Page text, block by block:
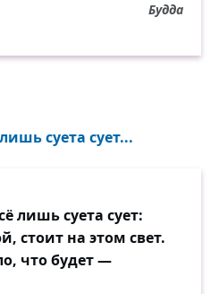
Будда
суета сует...
лишь суета сует:
стоит на этом свет.
что будет —